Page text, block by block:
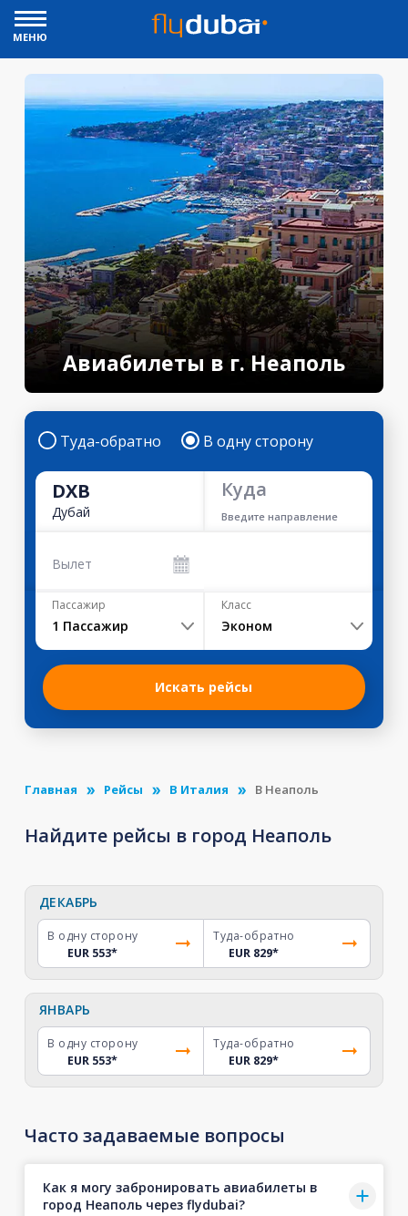
МЕНЮ
Авиабилеты в г. Неаполь
Туда-обратно В одну сторону
DXB
Дубай
Куда
Введите направление
Вылет
Пассажир
1 Пассажир
Класс
Эконом
Искать рейсы
Главная Рейсы В Италия В Неаполь
Найдите рейсы в город Неаполь
ДЕКАБРЬ
В одну сторону
EUR 553*
Туда-обратно
EUR 829*
ЯНВАРЬ
В одну сторону
EUR 553*
Туда-обратно
EUR 829*
Часто задаваемые вопросы
Как я могу забронировать авиабилеты в
город Неаполь через flydubai?